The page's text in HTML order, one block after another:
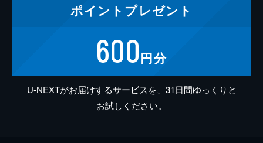
ポイント プレゼント
600円分
U-NEXTがお届けするサービスを、31日間ゆっくりと
お試しください。